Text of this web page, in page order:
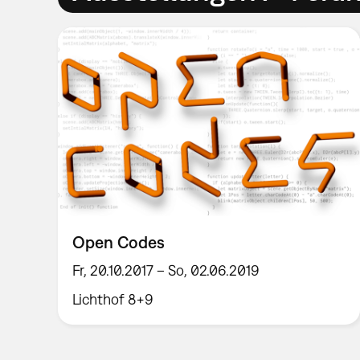
Open Codes
Fr, 20.10.2017 – So, 02.06.2019
Lichthof 8+9